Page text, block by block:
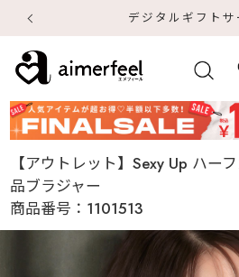
デジタルギフトサ
【アウトレット】Sexy Up ハー
品ブラジャー
商品番号： 1101513